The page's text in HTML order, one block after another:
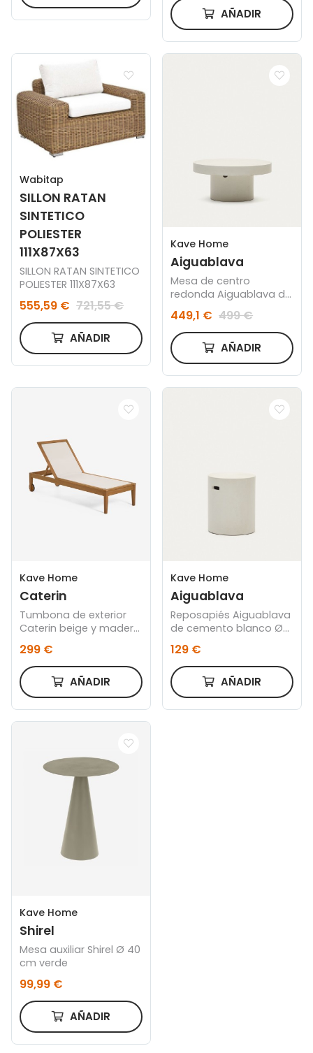
AÑADIR
Wabitap
SILLON RATAN
SINTETICO
POLIESTER
111X87X63
SILLON RATAN SINTETICO
POLIESTER 111X87X63
555,59 € 721,55 €
AÑADIR
Kave Home
Aiguablava
Mesa de centro
redonda Aiguablava de
cm
449,1 € 499 €
AÑADIR
Kave Home
Caterin
Tumbona de exterior
Caterin beige y madera
maciza eucalipto FSC
100%
299 €
AÑADIR
Kave Home
Aiguablava
Reposapiés Aiguablava
de cemento blanco Ø
129 €
AÑADIR
Kave Home
Shirel
Mesa auxiliar Shirel Ø 40
cm verde
99,99 €
AÑADIR